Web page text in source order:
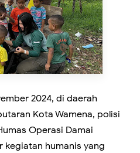
2024, di daerah
Kota Wamena, polisi
Operasi Damai
kegiatan humanis yang